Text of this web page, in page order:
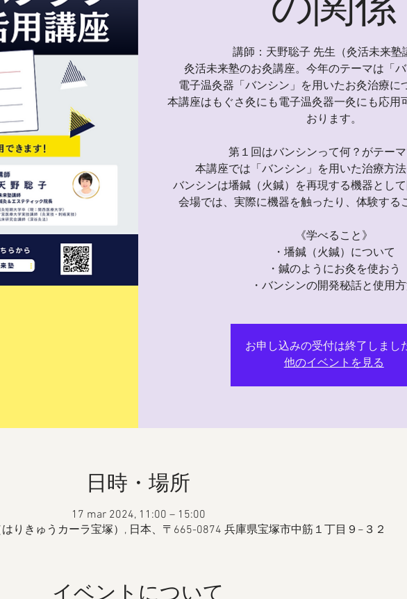
講師：天野聡子 先生（灸活未来塾
灸活未来塾のお灸講座。今年のテーマは「バ
電子温灸器「バンシン」を用いたお灸治療に
本講座はもぐさ灸にも電子温灸器一灸にも応用
おります。
第１回はバンシンって何？がテーマ
本講座では「バンシン」を用いた治療方法
バンシンは墦鍼（火鍼）を再現する機器として
会場では、実際に機器を触ったり、体験する
《学べること》
・墦鍼（火鍼）について
・鍼のようにお灸を使おう
・バンシンの開発秘話と使用
お申し込みの受付は終了しまし
他のイベントを見る
日時・場所
17 mar 2024, 11:00 – 15:00
りきゅうカーラ宝塚）, 日本、〒665-0874 兵庫県宝塚市中筋１丁目９−３２
イベントについて